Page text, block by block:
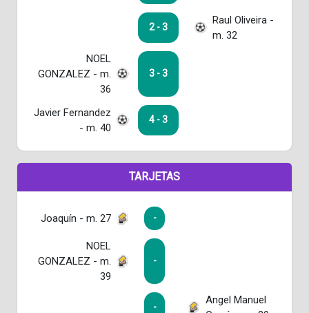
2 - 3
Raul Oliveira -
m. 32
NOEL
GONZALEZ - m.
36
3 - 3
Javier Fernandez
- m. 40
4 - 3
TARJETAS
Joaquín - m. 27 -
NOEL
GONZALEZ - m.
39
-
-
Angel Manuel